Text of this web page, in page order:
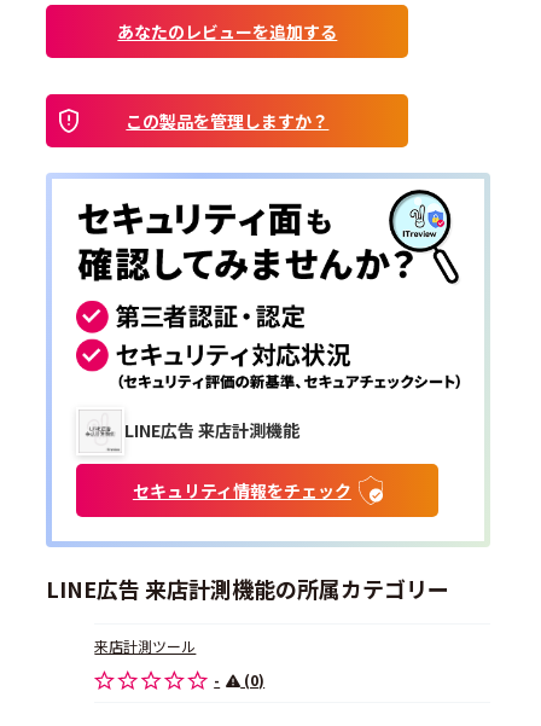
あなたのレビューを追加する
この製品を管理しますか？
LINE広告 来店計測機能
セキュリティ情報をチェック
LINE広告 来店計測機能の所属カテゴリー
来店計測ツール
-
(0)